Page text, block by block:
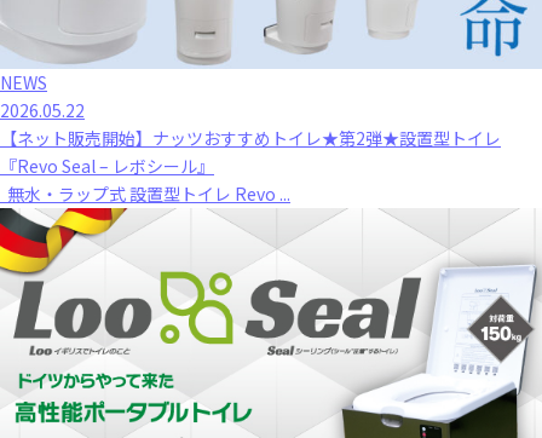
NEWS
2026.05.22
【ネット販売開始】ナッツおすすめトイレ★第2弾★設置型トイレ
『Revo Seal – レボシール』
無水・ラップ式 設置型トイレ Revo ...